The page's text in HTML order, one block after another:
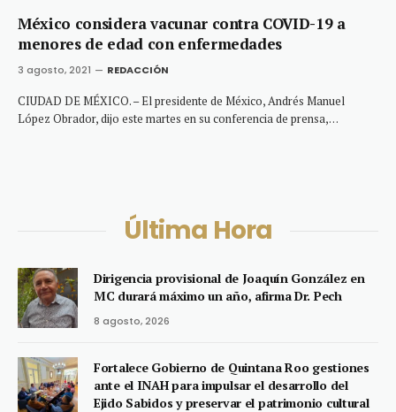
México considera vacunar contra COVID-19 a
menores de edad con enfermedades
3 agosto, 2021 REDACCIÓN
CIUDAD DE MÉXICO. – El presidente de México, Andrés Manuel
López Obrador, dijo este martes en su conferencia de prensa,…
Última Hora
Dirigencia provisional de Joaquín González en
MC durará máximo un año, afirma Dr. Pech
8 agosto, 2026
Fortalece Gobierno de Quintana Roo gestiones
ante el INAH para impulsar el desarrollo del
Ejido Sabidos y preservar el patrimonio cultural